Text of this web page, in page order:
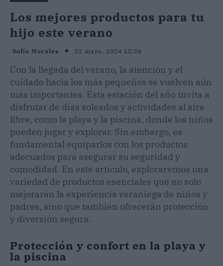
Los mejores productos para tu
hijo este verano
Sofía Morales 22 mayo, 2024 12:26
Con la llegada del verano, la atención y el
cuidado hacia los más pequeños se vuelven aún
más importantes. Esta estación del año invita a
disfrutar de días soleados y actividades al aire
libre, como la playa y la piscina, donde los niños
pueden jugar y explorar. Sin embargo, es
fundamental equiparlos con los productos
adecuados para asegurar su seguridad y
comodidad. En este artículo, exploraremos una
variedad de productos esenciales que no solo
mejorarán la experiencia veraniega de niños y
padres, sino que también ofrecerán protección
y diversión segura.
Protección y confort en la playa y
la piscina